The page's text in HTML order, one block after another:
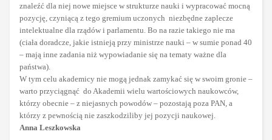
znaleźć dla niej nowe miejsce w strukturze nauki i wypracować mocną
pozycję, czyniącą z tego gremium uczonych niezbędne zaplecze
intelektualne dla rządów i parlamentu. Bo na razie takiego nie ma
(ciała doradcze, jakie istnieją przy ministrze nauki – w sumie ponad 40
– mają inne zadania niż wypowiadanie się na tematy ważne dla
państwa).
W tym celu akademicy nie mogą jednak zamykać się w swoim gronie –
warto przyciągnąć do Akademii wielu wartościowych naukowców,
którzy obecnie – z niejasnych powodów – pozostają poza PAN, a
którzy z pewnością nie zaszkodziliby jej pozycji naukowej.
Anna Leszkowska